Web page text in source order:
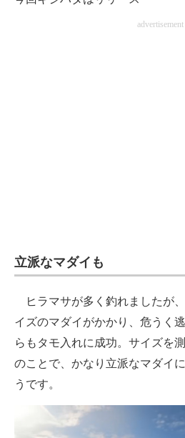
advertisement
立派なマダイも
ヒラマサが多く釣れましたが
イズのマダイがかかり、危うく
らもタモ入れに成功。サイズを
のことで、かなり立派なマダイ
うです。